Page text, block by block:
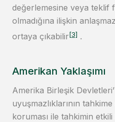
değerlemesine veya teklif
olmadığına ilişkin
ortaya çıkabilir[3] .
Amerikan Yaklaşımı
Amerika Birleşik
uyuşmazlıklarının tahkime
koruması ile tahkimin